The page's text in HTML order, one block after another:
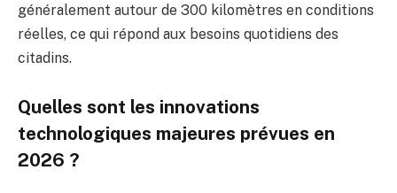
généralement autour de 300 kilomètres en conditions
réelles, ce qui répond aux besoins quotidiens des
citadins.
Quelles sont les innovations
technologiques majeures prévues en
2026 ?